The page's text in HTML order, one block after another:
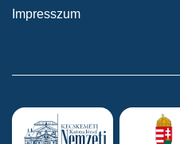
Impresszum